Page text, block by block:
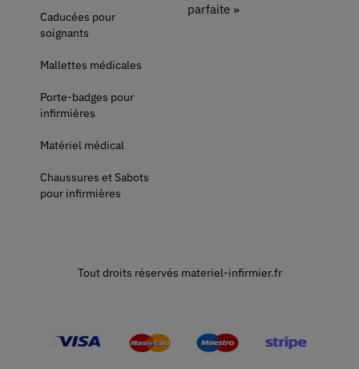
Caducées pour
soignants
Mallettes médicales
Porte-badges pour
infirmières
Matériel médical
Chaussures et Sabots
pour infirmières
parfaite »
Tout droits réservés materiel-infirmier.fr